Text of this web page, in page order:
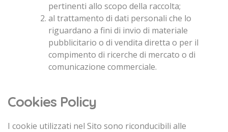
pertinenti allo scopo della raccolta;
al trattamento di dati personali che lo
riguardano a fini di invio di materiale
pubblicitario o di vendita diretta o per il
compimento di ricerche di mercato o di
comunicazione commerciale.
Cookies Policy
I cookie utilizzati nel Sito sono riconducibili alle